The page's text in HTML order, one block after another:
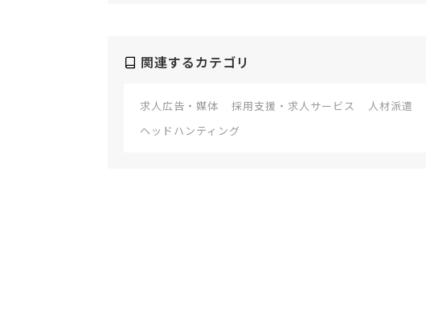
関連するカテゴリ
求人広告・媒体 採用支援・求人サービス 人材派遣
ヘッドハンティング